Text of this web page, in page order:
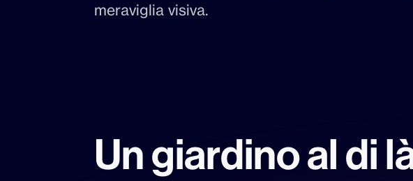
meraviglia visiva.
Un giardino al di